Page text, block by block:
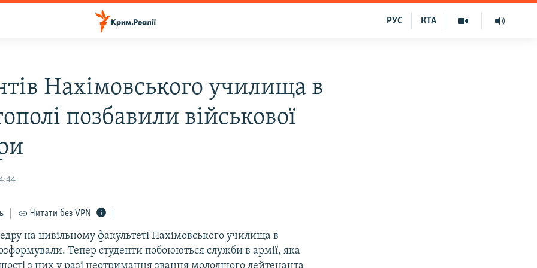
КТА
РУС
Нахімовського училища в
позбавили військової
Читати без VPN
на цивільному факультеті Нахімовського училища в
Тепер студенти побоюються служби в армії, яка